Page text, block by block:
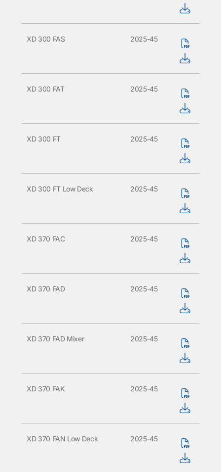
XD 300 FAS 2025-45
XD 300 FAT 2025-45
XD 300 FT 2025-45
XD 300 FT Low Deck 2025-45
XD 370 FAC 2025-45
XD 370 FAD 2025-45
XD 370 FAD Mixer 2025-45
XD 370 FAK 2025-45
XD 370 FAN Low Deck 2025-45